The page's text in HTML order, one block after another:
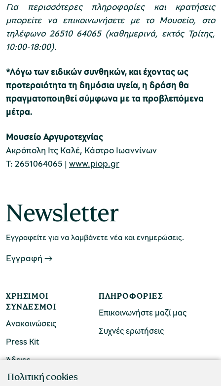
εισιτήρια
εισιτηρίων
Για περισσότερες πληροφορίες και κρατήσεις
μπορείτε να επικοινωνήσετε με το Μουσείο, στο
τηλέφωνο 26510 64065 (καθημερινά, εκτός Τρίτης,
10:00-18:00).
*Λόγω των ειδικών συνθηκών, και έχοντας ως
προτεραιότητα τη δημόσια υγεία, η δράση θα
πραγματοποιηθεί σύμφωνα με τα προβλεπόμενα
μέτρα.
Μουσείο Αργυροτεχνίας
Ακρόπολη Ιτς Καλέ, Κάστρο Ιωαννίνων
Τ: 2651064065 | www.piop.gr
Newsletter
Εγγραφείτε για να λαμβάνετε νέα και ενημερώσεις.
Εγγραφή
ΧΡΉΣΙΜΟΙ
ΣΎΝΔΕΣΜΟΙ
Ανακοινώσεις
Press Kit
Άδειες
ΠΛΗΡΟΦΟΡΊΕΣ
Επικοινωνήστε μαζί μας
Συχνές ερωτήσεις
ΠΟΛΙΤΙΣΤΙΚΟ ΙΔΡΥΜΑ ΟΜΙΛΟΥ ΠΕΙΡΑΙΩΣ
Πολιτική cookies